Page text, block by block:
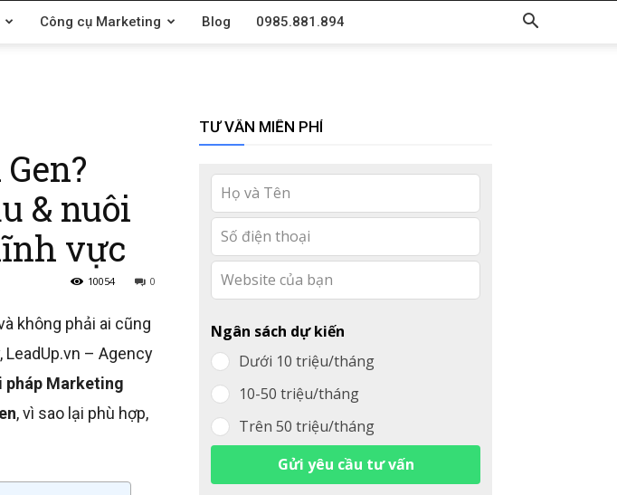
Công cụ Marketing Blog 0985.881.894
& nuôi
vực
0
10054
không phải ai cũng
LeadUp.vn – Agency
pháp Marketing
, vì sao lại phù hợp,
TƯ VẤN MIỄN PHÍ
this
field
blank
Ngân sách dự kiến
Dưới 10 triệu/tháng
10-50 triệu/tháng
Trên 50 triệu/tháng
Gửi yêu cầu tư vấn